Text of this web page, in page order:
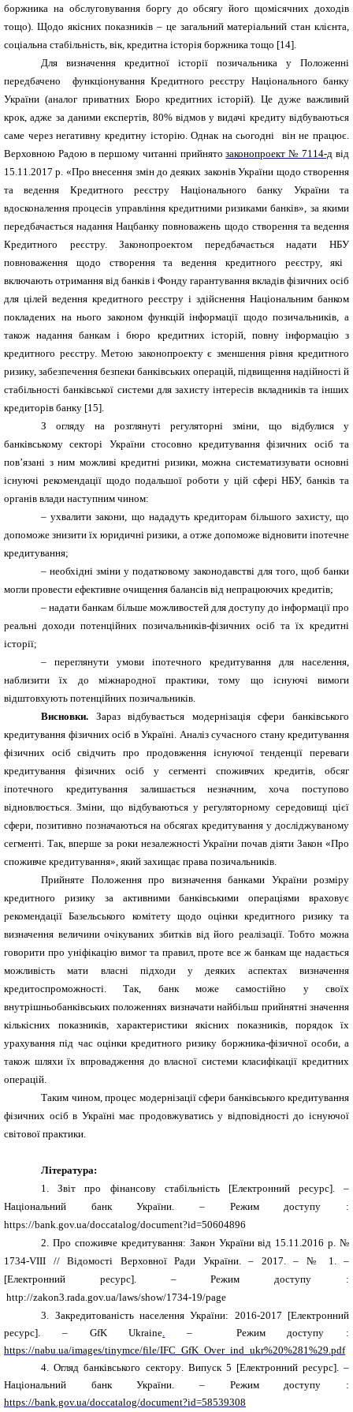
боржника на обслуговування боргу до обсягу його щомісячних доходів
тощо). Щодо якісних показників – це загальний матеріальний стан клієнта,
соціальна стабільність, вік, кредитна історія боржника тощо [14].
Для визначення кредитної історії позичальника у Положенні
передбачено функціонування Кредитного реєстру Національного банку
України (аналог приватних Бюро кредитних історій). Це дуже важливий
крок, адже за даними експертів, 80% відмов у видачі кредиту відбуваються
саме через негативну кредитну історію.Однак на сьогодні він не працює.
Верховною Радою в першому читанні прийнятозаконопроект № 7114-д від
15.11.2017 р. «Про внесення змін до деяких законів України щодо створення
та ведення Кредитного реєстру Національного банку України та
вдосконалення процесів управління кредитними ризиками банків», за якими
передбачається надання Нацбанку повноважень щодо створення та ведення
Кредитного реєстру. Законопроектом передбачається надати НБУ
повноваження щодо створення та ведення кредитного реєстру, які
включають отримання від банків і Фонду гарантування вкладів фізичних осіб
для цілей ведення кредитного реєстру і здійснення Національним банком
покладених на нього законом функцій інформації щодо позичальників, а
також надання банкам і бюро кредитних історій, повну інформацію з
кредитного реєстру. Метою законопроекту є зменшення рівня кредитного
ризику, забезпечення безпеки банківських операцій, підвищення надійності й
стабільності банківської системи для захисту інтересів вкладників та інших
кредиторів банку [15]
З огляду на розглянуті регуляторні зміни, що відбулися у
банківському секторі України стосовно кредитування фізичних осіб та
пов’язані з ним можливі кредитні ризики, можна систематизувати основні
існуючі рекомендації щодо подальшої роботи у цій сфері НБУ, банків та
органів влади наступним чином:
– ухвалити закони, що нададуть кредиторам більшого захисту, що
допоможе знизити їх юридичні ризики, а отже допоможе відновити іпотечне
кредитування;
– необхідні зміни у податковому законодавстві для того, щоб банки
могли провести ефективне очищення балансів від непрацюючих кредитів;
– надати банкам більше можливостей для доступу до інформації про
реальні доходи потенційних позичальників-фізичних осіб та їх кредитні
історії;
–
переглянути умови іпотечного кредитування для населення,
наблизити їх до міжнародної практики, тому що існуючі вимоги
відштовхують потенційних позичальників.
Висновки. Зараз відбувається модернізація сфери банківського
кредитування фізичних осіб в Україні. Аналіз сучасного стану кредитування
фізичних осіб свідчить про продовження існуючої тенденції переваги
кредитування фізичних осіб у сегменті споживчих кредитів, обсяг
іпотечного кредитування залишається незначним, хоча поступово
відновлюється. Зміни, що відбуваються у регуляторному середовищі цієї
сфери, позитивно позначаються на обсягах кредитування у досліджуваному
сегменті. Так, вперше за роки незалежності України почав діяти Закон «Про
споживче кредитування», який захищає права позичальників.
Прийняте Положення про визначення банками України розміру
кредитного ризику за активними банківськими операціями враховує
рекомендації Базельського комітету щодо оцінки кредитного ризику та
визначення величини очікуваних збитків від його реалізації. Тобто можна
говорити про уніфікацію вимог та правил, проте все ж банкам ще надається
можливість мати власні підходи у деяких аспектах визначення
кредитоспроможності. Так, банк може самостійно у своїх
внутрішньобанківських положеннях визначати найбільш прийнятні значення
кількісних показників, характеристики якісних показників, порядок їх
урахування під час оцінки кредитного ризику боржника-фізичної особи, а
також шляхи їх впровадження до власної системи класифікації кредитних
операцій.
Таким чином, процес модернізації сфери банківського кредитування
фізичних осіб в Україні має продовжуватись у відповідності до існуючої
світової практики.
Література:
1.
Звіт про фінансову стабільність [Електронний ресурс]. –
Національний банк України. – Режим доступу :
https://bank.gov.ua/doccatalog/document?id=50604896
2.
Про споживче кредитування: Закон України вiд 15.11.2016 р. №
1734-VIII // Відомості Верховної Ради України. – 2017. – № 1. –
[Електронний ресурс]. – Режим доступу :
http://zakon3.rada.gov.ua/laws/show/1734-19/page
3.
Закредитованість населення України: 2016-2017 [Електронний
ресурс]. – GfK Ukraine
– Режим доступу :
https://nabu.ua/images/tinymce/file/IFC_GfK_Over_ind_ukr%20%281%29.pdf
4.
Огляд банківського сектору. Випуск 5 [Електронний ресурс]. –
Національний банк України. – Режим доступу :
https://bank.gov.ua/doccatalog/document?id=58539308